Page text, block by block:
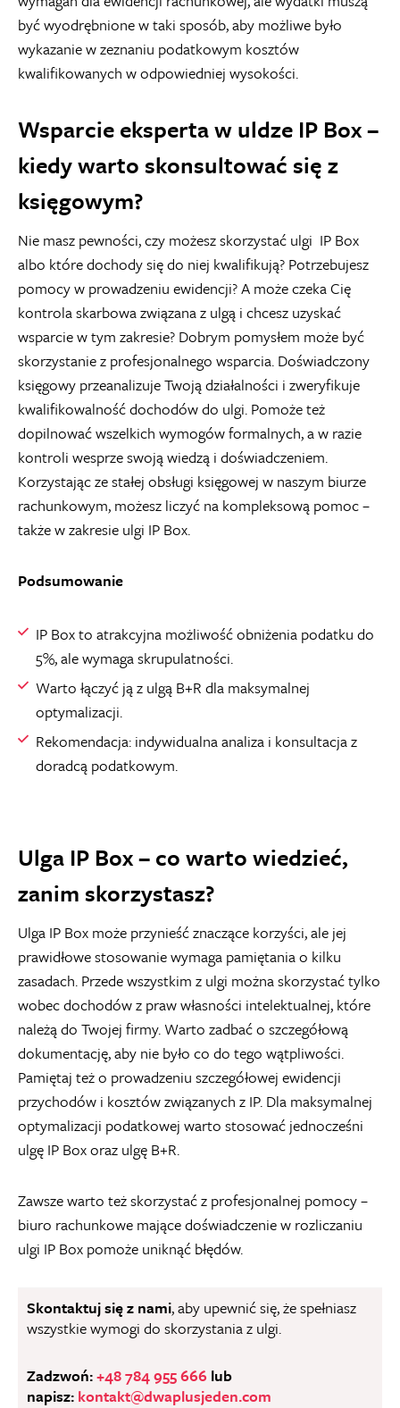
być wyodrębnione w taki sposób, aby możliwe było
wykazanie w zeznaniu podatkowym kosztów
kwalifikowanych w odpowiedniej wysokości.
Wsparcie eksperta w uldze IP Box –
kiedy warto skonsultować się z
księgowym?
Nie masz pewności, czy możesz skorzystać ulgi IP Box
albo które dochody się do niej kwalifikują? Potrzebujesz
pomocy w prowadzeniu ewidencji? A może czeka Cię
kontrola skarbowa związana z ulgą i chcesz uzyskać
wsparcie w tym zakresie? Dobrym pomysłem może być
skorzystanie z profesjonalnego wsparcia. Doświadczony
księgowy przeanalizuje Twoją działalności i zweryfikuje
kwalifikowalność dochodów do ulgi. Pomoże też
dopilnować wszelkich wymogów formalnych, a w razie
kontroli wesprze swoją wiedzą i doświadczeniem.
Korzystając ze stałej obsługi księgowej w naszym biurze
rachunkowym, możesz liczyć na kompleksową pomoc –
także w zakresie ulgi IP Box.
Podsumowanie
IP Box to atrakcyjna możliwość obniżenia podatku do
5%, ale wymaga skrupulatności.
Warto łączyć ją z ulgą B+R dla maksymalnej
optymalizacji.
Rekomendacja: indywidualna analiza i konsultacja z
doradcą podatkowym.
Ulga IP Box – co warto wiedzieć,
zanim skorzystasz?
Ulga IP Box może przynieść znaczące korzyści, ale jej
prawidłowe stosowanie wymaga pamiętania o kilku
zasadach. Przede wszystkim z ulgi można skorzystać tylko
wobec dochodów z praw własności intelektualnej, które
należą do Twojej firmy. Warto zadbać o szczegółową
dokumentację, aby nie było co do tego wątpliwości.
Pamiętaj też o prowadzeniu szczegółowej ewidencji
przychodów i kosztów związanych z IP. Dla maksymalnej
optymalizacji podatkowej warto stosować jednocześni
ulgę IP Box oraz ulgę B+R.
Zawsze warto też skorzystać z profesjonalnej pomocy –
biuro rachunkowe mające doświadczenie w rozliczaniu
ulgi IP Box pomoże uniknąć błędów.
Skontaktuj się z nami, aby upewnić się, że spełniasz
wszystkie wymogi do skorzystania z ulgi.
Zadzwoń:+48 784 955 666 lub
napisz: kontakt@dwaplusjeden.com